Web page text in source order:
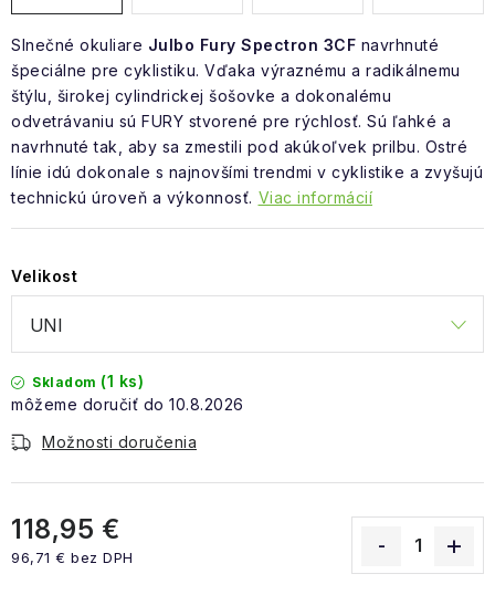
Slnečné okuliare Julbo Fury Spectron 3CF navrhnuté
špeciálne pre cyklistiku. Vďaka výraznému a radikálnemu
štýlu, širokej cylindrickej šošovke a dokonalému
odvetrávaniu sú FURY stvorené pre rýchlosť. Sú ľahké a
navrhnuté tak, aby sa zmestili pod akúkoľvek prilbu. Ostré
línie idú dokonale s najnovšími trendmi v cyklistike a zvyšujú
technickú úroveň a výkonnosť. Viac informácií
Velikost
Skladom (1 ks)
10.8.2026
Možnosti doručenia
118,95 €
96,71 € bez DPH